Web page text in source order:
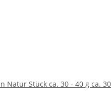
Natur Stück ca. 30 - 40 g ca. 30